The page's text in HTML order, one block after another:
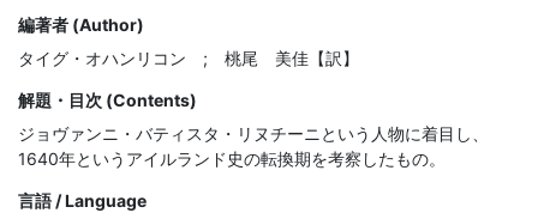
編著者 (Author)
タイグ・オハンリコン ; 桃尾 美佳【訳】
解題・目次 (Contents)
ジョヴァンニ・バティスタ・リヌチーニという人物に着目し、
1640年というアイルランド史の転換期を考察したもの。
言語 / Language